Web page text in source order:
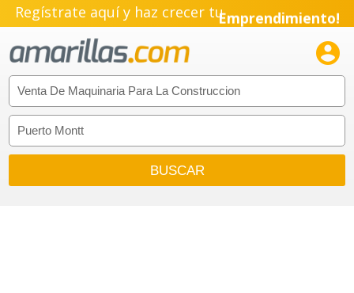
Regístrate aquí y haz crecer tuEmprendimiento!
